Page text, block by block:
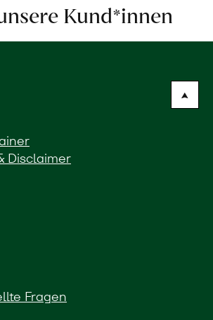
Kund*innen
Disclaimer
Fragen